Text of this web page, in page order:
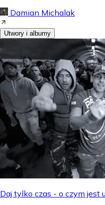
Damian Michalak
Utwory i albumy
Daj tylko czas - o czym jest